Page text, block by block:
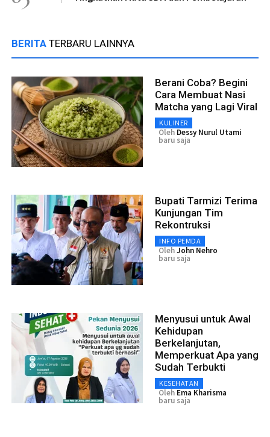
BERITA TERBARU LAINNYA
Berani Coba? Begini
Cara Membuat Nasi
Matcha yang Lagi Viral
KULINER
Oleh Dessy Nurul Utami
baru saja
Bupati Tarmizi Terima
Kunjungan Tim
Rekontruksi
INFO PEMDA
OlehJohn Nehro
baru saja
Menyusui untuk Awal
Kehidupan
Berkelanjutan,
Memperkuat Apa yang
Sudah Terbukti
KESEHATAN
Oleh Ema Kharisma
baru saja